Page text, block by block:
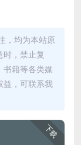
，均为本站原
，禁止复
书籍等各类媒
益，可联系我
下载